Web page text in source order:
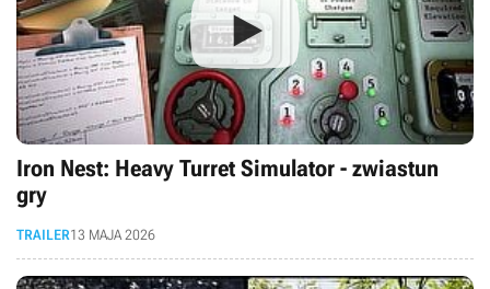
Iron Nest: Heavy Turret Simulator - zwiastun
gry
TRAILER13 MAJA 2026